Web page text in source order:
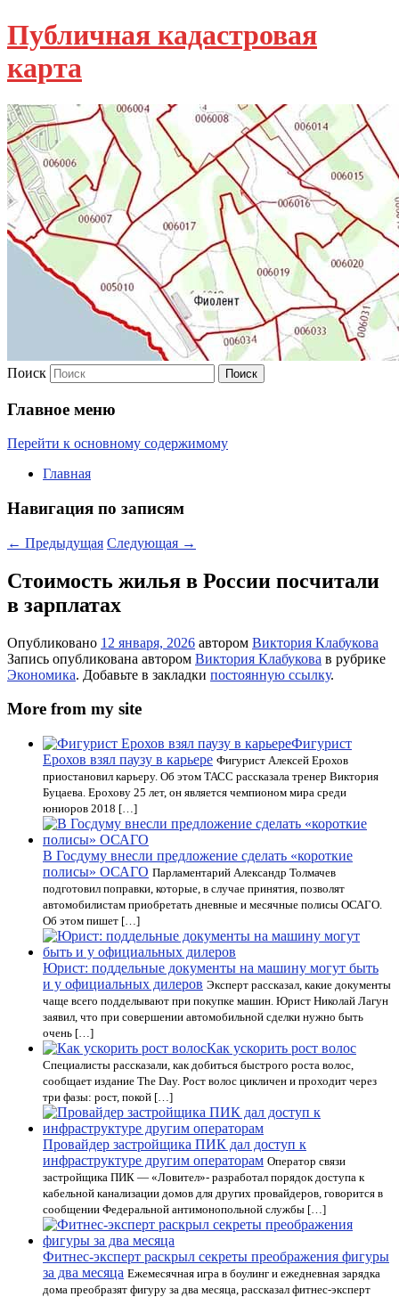
Публичная кадастровая
карта
Поиск
Главное меню
Перейти к основному содержимому
Главная
Навигация по записям
← Предыдущая Следующая →
Стоимость жилья в России посчитали
в зарплатах
Опубликовано 12 января, 2026 автором Виктория Клабукова
Запись опубликована автором Виктория Клабукова в рубрике
Экономика. Добавьте в закладки постоянную ссылку.
More from my site
Фигурист
Ерохов взял паузу в карьере Фигурист Алексей Ерохов
приостановил карьеру. Об этом ТАСС рассказала тренер Виктория
Буцаева. Ерохову 25 лет, он является чемпионом мира среди
юниоров 2018 […]
В Госдуму внесли предложение сделать «короткие
полисы» ОСАГО Парламентарий Александр Толмачев
подготовил поправки, которые, в случае принятия, позволят
автомобилистам приобретать дневные и месячные полисы ОСАГО.
Об этом пишет […]
Юрист: поддельные документы на машину могут быть
и у официальных дилеров Эксперт рассказал, какие документы
чаще всего подделывают при покупке машин. Юрист Николай Лагун
заявил, что при совершении автомобильной сделки нужно быть
очень […]
Как ускорить рост волос
Специалисты рассказали, как добиться быстрого роста волос,
сообщает издание The Day. Рост волос цикличен и проходит через
три фазы: рост, покой […]
Провайдер застройщика ПИК дал доступ к
инфраструктуре другим операторам Оператор связи
застройщика ПИК — «Ловител»- разработал порядок доступа к
кабельной канализации домов для других провайдеров, говорится в
сообщении Федеральной антимонопольной службы […]
Фитнес-эксперт раскрыл секреты преображения фигуры
за два месяца Ежемесячная игра в боулинг и ежедневная зарядка
дома преобразят фигуру за два месяца, рассказал фитнес-эксперт